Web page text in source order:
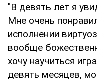
"В девять лет я
Мне очень
исполнении
вообще
хочу научиться
девять месяцев,